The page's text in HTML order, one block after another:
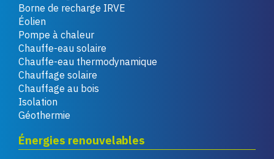
Borne de recharge IRVE
Éolien
Pompe à chaleur
Chauffe-eau solaire
Chauffe-eau thermodynamique
Chauffage solaire
Chauffage au bois
Isolation
Géothermie
Énergies renouvelables